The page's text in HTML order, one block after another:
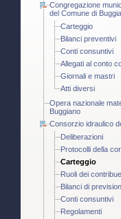
Congregazione
del Comune di
Carteggio
Bilanci preventivi
Conti consuntivi
Allegati al conto
Giornali e mastri
Atti diversi
Opera nazionale
Buggiano
Consorzio idraulico
Deliberazioni
Protocolli della
Carteggio
Ruoli dei
Bilanci di
Conti consuntivi
Regolamenti